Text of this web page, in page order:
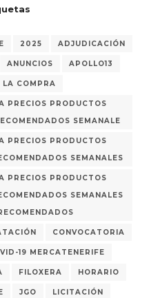
2025 ADJUDICACIÓN
ANUNCIOS APOLLO13
LA COMPRA
PRECIOS PRODUCTOS
SEMANALE
PRECIOS PRODUCTOS
SEMANALES
PRECIOS PRODUCTOS
SEMANALES
CONVOCATORIA
19 MERCATENERIFE
FILOXERA HORARIO
JGO LICITACIÓN